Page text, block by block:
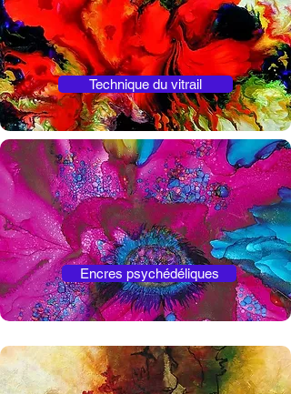
Technique du vitrail
Encres psychédéliques